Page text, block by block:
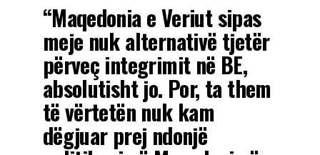
“Maqedonia e Veriut sipas
meje nuk alternativë tjetër
përveç integrimit në BE,
absolutisht jo. Por, ta them
të vërtetën nuk kam
dëgjuar prej ndonjë